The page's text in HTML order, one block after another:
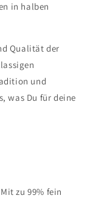
in halben
Qualität der
und
was Du für deine
Mit zu 99% fein